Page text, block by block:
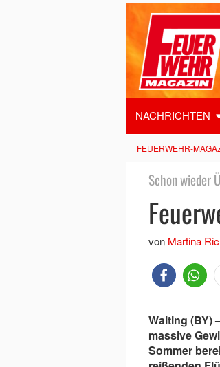
NACHRICHTEN
FEUERWEHR-
Schon wieder
von Martina
Walting (BY)
massive
Sommer